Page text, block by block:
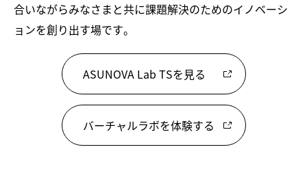
合いながらみなさまと共に課題解決のためのイノベーシ
ョンを創り出す場です。
ASUNOVA Lab TSを見る
バーチャルラボを体験する